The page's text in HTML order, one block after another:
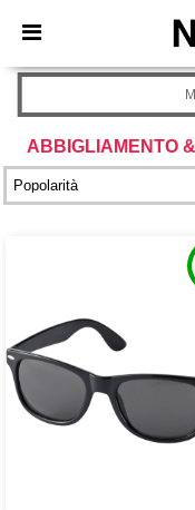
× App Needen
Prezzi migliori
ABBIGLIAMENTO